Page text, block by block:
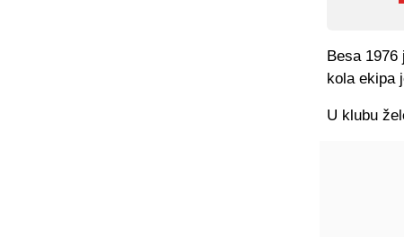
Besa
kola ekipa
U klubu